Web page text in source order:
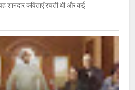
शानदार कविताएँ रचती थी और कई